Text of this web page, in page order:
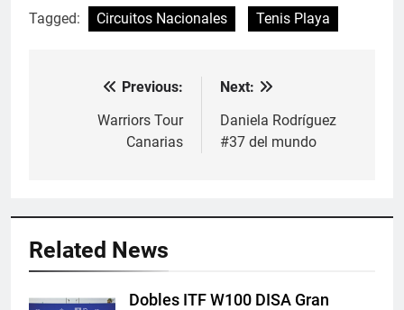
Tagged: Circuitos Nacionales Tenis Playa
Navegación
Previous:
Warriors Tour
Canarias
Next:
Daniela Rodríguez
#37 del mundo
Related News
Dobles ITF W100 DISA Gran